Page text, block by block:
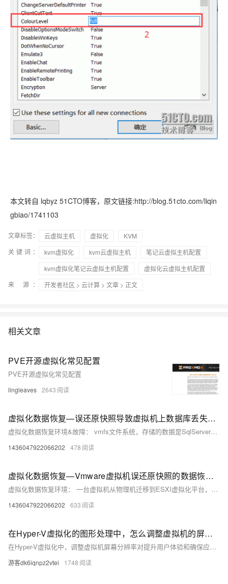
本文转自 lqbyz 51CTO博客，原文链接:http://blog.51cto.com/liqin
gbiao/1741103
文章标签： 云虚拟主机 虚拟化
KVM
关键词：
kvm虚拟化 kvm云虚拟主机
笔记云虚拟主机配置
kvm虚拟化笔记云虚拟主机配置
虚拟化云虚拟主机配置
来 源：
开发者社区 > 云计算 > 文章 > 正文
相关文章
PVE开源虚拟化常见配置
PVE开源虚拟化常见配置
lingleaves 2643
虚拟化数据恢复—误还原快照导致虚拟机上数据库丢失的数据恢复案例
虚拟化数据恢复环境&故障： vmfs文件系统，存储的数据是SqlServer数据库及其他办公文件。 工作人员误将快照还原，导致了SqlServer数据库数据的丢失，需要恢复原来的SqlServer数据库文件。
1436047922066202 478
虚拟化数据恢复—Vmware虚拟机误还原快照的数据恢复案例
虚拟化数据恢复环境： 一台虚拟机从物理机迁移到ESXI虚拟化平台，迁移完成后做了一个快照。虚拟机上运行了一个SQL Server数据库，记录了数年的数据。 ESXI虚拟化平台上有数十台虚拟机，EXSI虚拟化平台连接了一台EVA存储，所有的虚拟机都存放在EVA存储上。 虚拟化故障： 工组人员误操作将数年前迁移完成后做的快照还原了，也就意味着虚拟机状态还原到数年前，近几年数据都被删除了。 还原快照相当于删除数据，意味着部分存储空间会被释放。为了不让这部分释放的空间被重用，需要将连接到这台存储的所有虚拟机都关掉，需要将不能长时间宕机的虚拟机迁移到别的EXSI虚拟化平台上。
1436047922066202 633
在Hyper-V虚拟化的图形处理中，怎么调整虚拟机的屏幕分辨率？
在Hyper-V虚拟化中，调整虚拟机屏幕分辨率对提升用户体验和确保应用程序兼容性至关重要。高分辨率可提供清晰图像、提高工作效率，并避免显示异常。调整方法包括通过增强会话模式、虚拟机内部设置或手动编辑配置文件。注意事项包括正确安装显卡驱动、避免过高分辨率及及时保存设置。
游客dk6iqnpz2vtei 1748